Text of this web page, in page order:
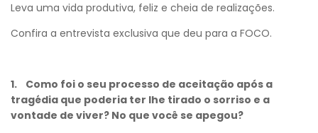
Leva uma vida produtiva, feliz e cheia de realizações.
Confira a entrevista exclusiva que deu para a FOCO.
1. Como foi o seu processo de aceitação após a
tragédia que poderia ter lhe tirado o sorriso e a
vontade de viver? No que você se apegou?